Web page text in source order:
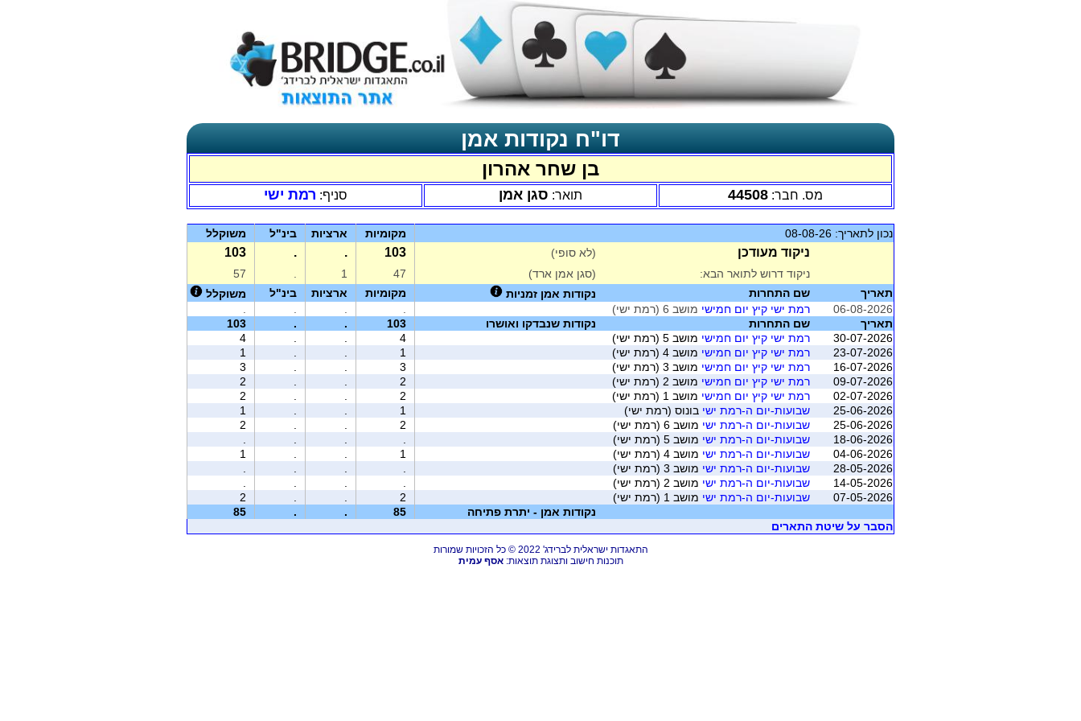
דו"ח נקודות אמן
בן שחר אהרון
מס. חבר: 44508 תואר: סגן אמן סניף: רמת ישי
נכון לתאריך: 08-08-26 מקומיות ארציות בינ"ל משוקלל
ניקוד מעודכן (לא סופי) 103
.
.
103
ניקוד דרוש לתואר הבא: (סגן אמן ארד) 47
1
57
תאריך
שם התחרות נקודות אמן זמניות מקומיות ארציות בינ"ל
משוקלל
06-08-2026
רמת ישי קיץ יום חמישי מושב 6 (רמת ישי)
תאריך
שם התחרות נקודות שנבדקו ואושרו 103
.
.
103
30-07-2026
רמת ישי קיץ יום חמישי מושב 5 (רמת ישי) 4
4
23-07-2026
רמת ישי קיץ יום חמישי מושב 4 (רמת ישי) 1
1
16-07-2026
רמת ישי קיץ יום חמישי מושב 3 (רמת ישי) 3
3
09-07-2026
רמת ישי קיץ יום חמישי מושב 2 (רמת ישי) 2
2
02-07-2026
רמת ישי קיץ יום חמישי מושב 1 (רמת ישי) 2
2
25-06-2026
שבועות-יום ה-רמת ישי בונוס (רמת ישי) 1
1
25-06-2026
שבועות-יום ה-רמת ישי מושב 6 (רמת ישי) 2
2
18-06-2026
שבועות-יום ה-רמת ישי מושב 5 (רמת ישי)
04-06-2026
שבועות-יום ה-רמת ישי מושב 4 (רמת ישי) 1
1
28-05-2026
שבועות-יום ה-רמת ישי מושב 3 (רמת ישי)
14-05-2026
שבועות-יום ה-רמת ישי מושב 2 (רמת ישי)
07-05-2026
שבועות-יום ה-רמת ישי מושב 1 (רמת ישי) 2
2
נקודות אמן - יתרת פתיחה
85
.
.
85
הסבר על שיטת התארים
התאגדות ישראלית לברידג' 2022 © כל הזכויות שמורות
תוכנות חישוב ותצוגת תוצאות:אסף עמית